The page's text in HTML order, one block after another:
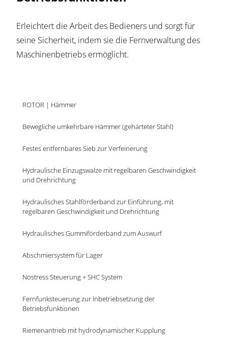
Erleichtert die Arbeit des Bedieners und sorgt für
seine Sicherheit, indem sie die Fernverwaltung des
Maschinenbetriebs ermöglicht.
ROTOR | Hämmer
Bewegliche umkehrbare Hämmer (gehärteter Stahl)
Festes entfernbares Sieb zur Verfeinerung
Hydraulische Einzugswalze mit regelbaren Geschwindigkeit
und Drehrichtung
Hydraulisches Stahlförderband zur Einführung, mit
regelbaren Geschwindigkeit und Drehrichtung
Hydraulisches Gummiförderband zum Auswurf
Abschmiersystem für Lager
Nostress Steuerung + SHC System
Fernfunksteuerung zur Inbetriebsetzung der
Betriebsfunktionen
Riemenantrieb mit hydrodynamischer Kupplung